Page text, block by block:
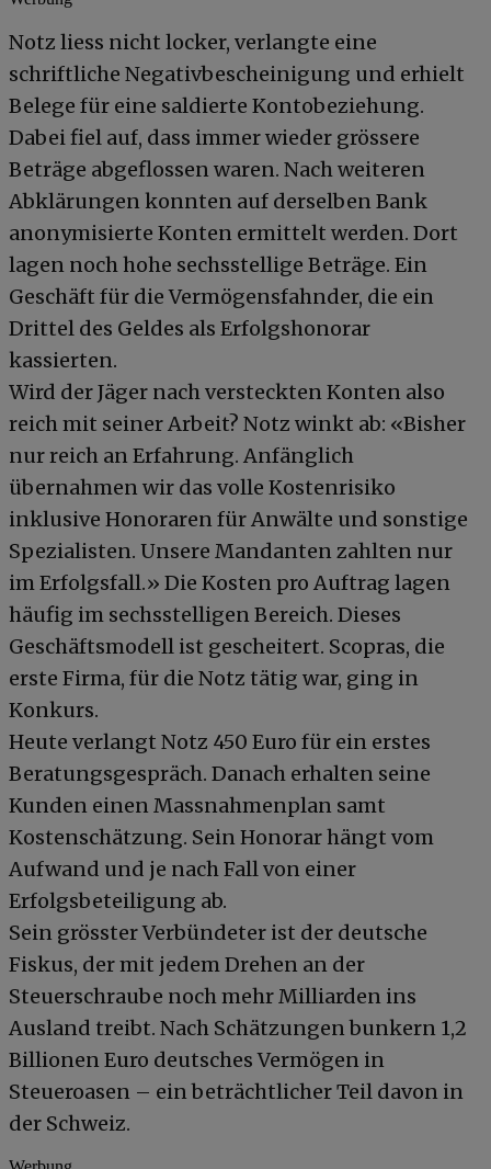
Notz liess nicht locker, verlangte eine
schriftliche Negativbescheinigung und erhielt
Belege für eine saldierte Kontobeziehung.
Dabei fiel auf, dass immer wieder grössere
Beträge abgeflossen waren. Nach weiteren
Abklärungen konnten auf derselben Bank
anonymisierte Konten ermittelt werden. Dort
lagen noch hohe sechsstellige Beträge. Ein
Geschäft für die Vermögensfahnder, die ein
Drittel des Geldes als Erfolgshonorar
kassierten.
Wird der Jäger nach versteckten Konten also
reich mit seiner Arbeit? Notz winkt ab: «Bisher
nur reich an Erfahrung. Anfänglich
übernahmen wir das volle Kostenrisiko
inklusive Honoraren für Anwälte und sonstige
Spezialisten. Unsere Mandanten zahlten nur
im Erfolgsfall.» Die Kosten pro Auftrag lagen
häufig im sechsstelligen Bereich. Dieses
Geschäftsmodell ist gescheitert. Scopras, die
erste Firma, für die Notz tätig war, ging in
Konkurs.
Heute verlangt Notz 450 Euro für ein erstes
Beratungsgespräch. Danach erhalten seine
Kunden einen Massnahmenplan samt
Kostenschätzung. Sein Honorar hängt vom
Aufwand und je nach Fall von einer
Erfolgsbeteiligung ab.
Sein grösster Verbündeter ist der deutsche
Fiskus, der mit jedem Drehen an der
Steuerschraube noch mehr Milliarden ins
Ausland treibt. Nach Schätzungen bunkern 1,2
Billionen Euro deutsches Vermögen in
Steueroasen – ein beträchtlicher Teil davon in
der Schweiz.